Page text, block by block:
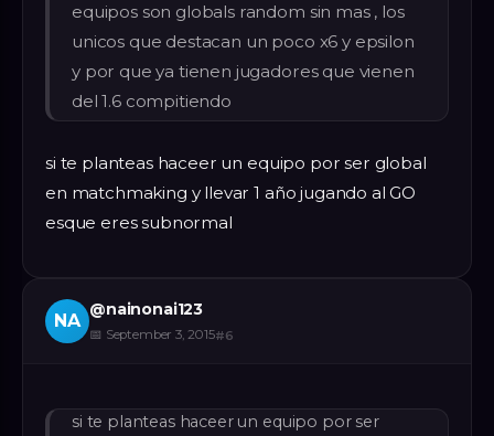
equipos son globals random sin mas , los
unicos que destacan un poco x6 y epsilon
y por que ya tienen jugadores que vienen
del 1.6 compitiendo
si te planteas haceer un equipo por ser global
en matchmaking y llevar 1 año jugando al GO
esque eres subnormal
NA
@nainonai123
📅 September 3, 2015#6
si te planteas haceer un equipo por ser